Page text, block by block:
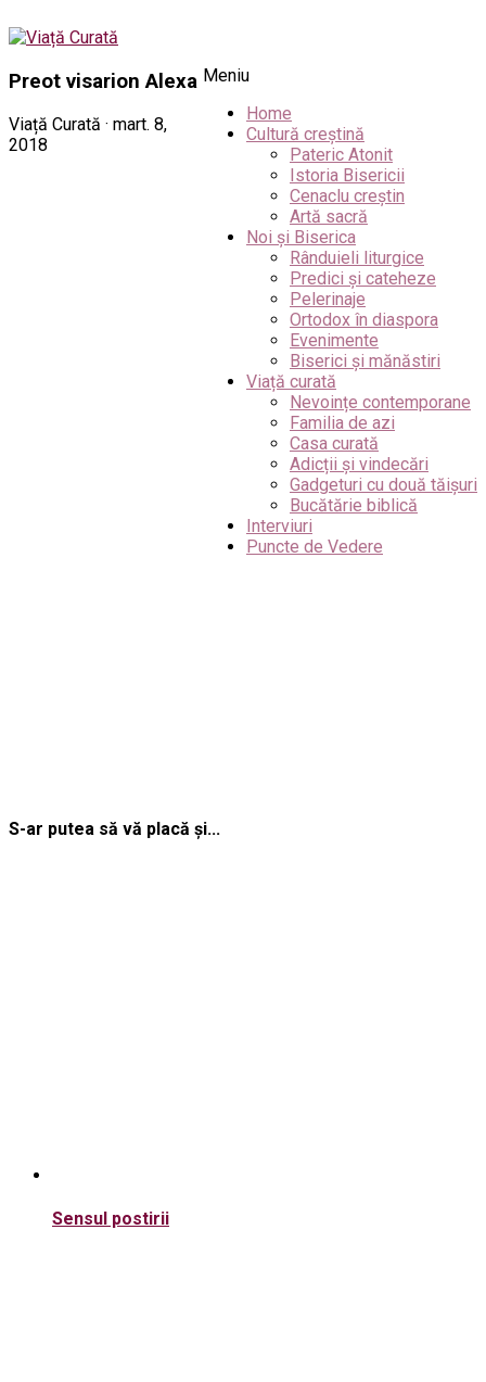
Meniu
Home
Cultură creștină
Pateric Atonit
Istoria Bisericii
Cenaclu creștin
Artă sacră
Noi și Biserica
Rânduieli liturgice
Predici și cateheze
Pelerinaje
Ortodox în diaspora
Evenimente
Biserici și mănăstiri
Viață curată
Nevoințe contemporane
Familia de azi
Casa curată
Adicții și vindecări
Gadgeturi cu două tăișuri
Bucătărie biblică
Interviuri
Puncte de Vedere
Preot visarion Alexa
Viață Curată · mart. 8,
2018
S-ar putea să vă placă și...
Sensul postirii